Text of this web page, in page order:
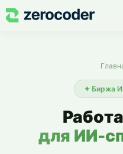
✦ Биржа
для ИИ-